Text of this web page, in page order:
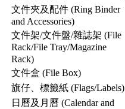
文件夾及配件 (Ring Binder
and Accessories)
文件架/文件盤/雜誌架 (File
Rack/File Tray/Magazine
Rack)
文件盒 (File Box)
旗仔、標籤紙 (Flags/Labels)
日曆及月曆 (Calendar and